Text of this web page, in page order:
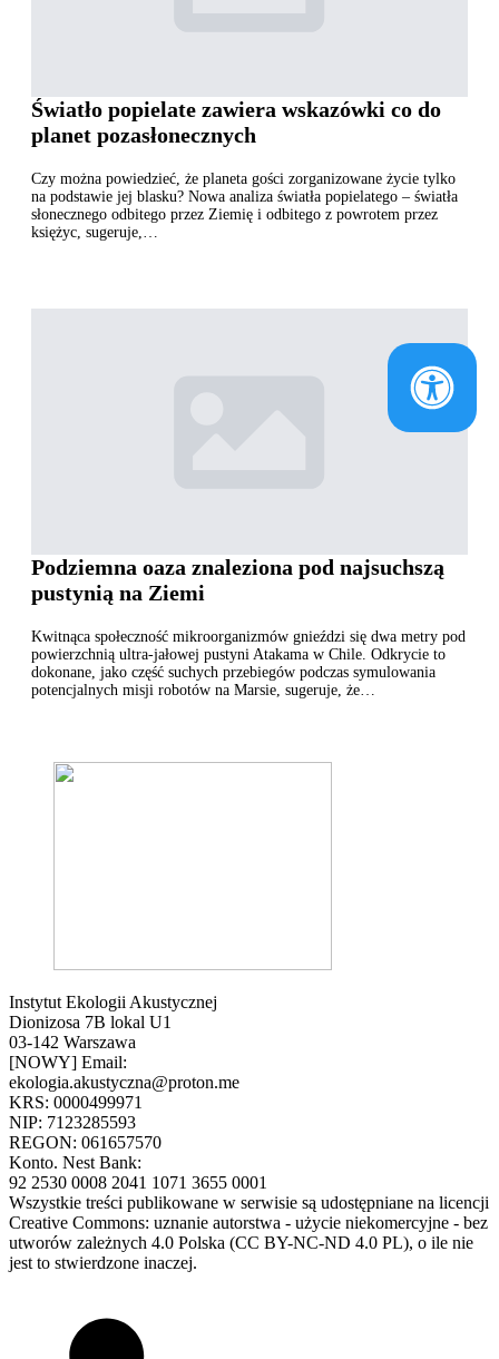
Światło popielate zawiera wskazówki co do
planet pozasłonecznych
Czy można powiedzieć, że planeta gości zorganizowane życie tylko
na podstawie jej blasku? Nowa analiza światła popielatego – światła
słonecznego odbitego przez Ziemię i odbitego z powrotem przez
księżyc, sugeruje,…
Podziemna oaza znaleziona pod najsuchszą
pustynią na Ziemi
Kwitnąca społeczność mikroorganizmów gnieździ się dwa metry pod
powierzchnią ultra-jałowej pustyni Atakama w Chile. Odkrycie to
dokonane, jako część suchych przebiegów podczas symulowania
potencjalnych misji robotów na Marsie, sugeruje, że…
Instytut Ekologii Akustycznej
Dionizosa 7B lokal U1
03-142 Warszawa
[NOWY] Email:
ekologia.akustyczna@proton.me
KRS: 0000499971
NIP: 7123285593
REGON: 061657570
Konto. Nest Bank:
92 2530 0008 2041 1071 3655 0001
Wszystkie treści publikowane w serwisie są udostępniane na licencji
Creative Commons: uznanie autorstwa - użycie niekomercyjne - bez
utworów zależnych 4.0 Polska (CC BY-NC-ND 4.0 PL), o ile nie
jest to stwierdzone inaczej.